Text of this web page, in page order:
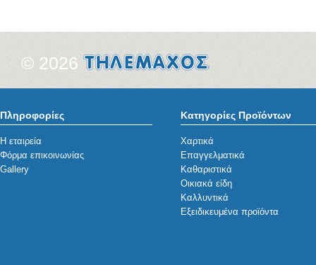
© 2026
Πληροφορίες
Η εταιρεία
Φόρμα επικοινωνίας
Gallery
Κατηγορίες Προϊόντων
Χαρτικά
Επαγγελματικά
Καθαριστικά
Οικιακά είδη
Καλλυντικά
Εξειδικευμένα προϊόντα